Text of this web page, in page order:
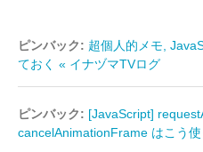
ピンバック: 超個人的メモ,
ておく « イナヅマTVログ
ピンバック: [JavaScript]
cancelAnimationFrame はこう